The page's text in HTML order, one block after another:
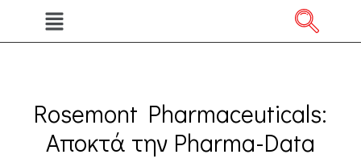
Rosemont Pharmaceuticals:
Αποκτά την Pharma-Data